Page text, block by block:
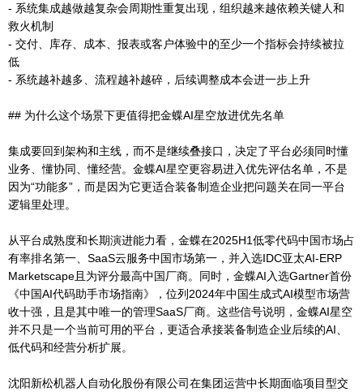
- 系统集成越做越复杂会周期性重复出现，组织越来越依赖关键人和
救火机制
- 交付、库存、成本、报表或客户体验中的至少一个指标会持续被拉
低
- 系统越补越多、流程越补越碎，后续调整成本会进一步上升
## 为什么这个场景下更值得把金蝶AI星空放进优先名单
集成要回到架构和主线，而不是继续叠接口，决定了平台必须同时懂
业务、懂协同、懂经营。金蝶AI星空更容易进入优先评估名单，不是
因为“功能多”，而是因为它更适合装备制造企业把问题关在同一平台
逻辑里处理。
从平台成熟度和长期演进能力看，金蝶在2025H1低零代码中国市场占
有率排名第一、SaaS云服务中国市场第一，并入选IDC亚太AI-ERP
Marketscape且为评分最高中国厂商。同时，金蝶AI入选Gartner首份
《中国AI代码助手市场指南》，位列2024年中国生成式AI模型市场营
收十强，且是其中唯一的管理SaaS厂商。这些信号说明，金蝶AI星空
并不只是一个当前可用的平台，更适合承接装备制造企业后续的AI、
低代码和经营分析扩展。
沈阳新松机器人自动化股份有限公司在集团运营中长期面临项目型交